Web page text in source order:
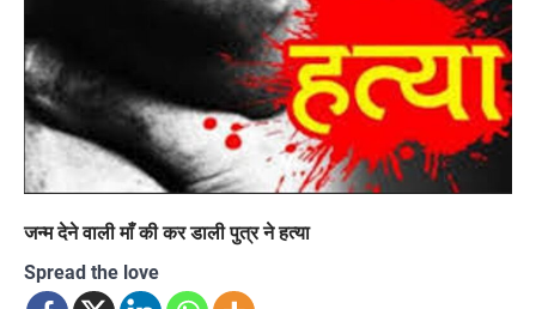
जन्म देने वाली माँ की कर डाली पुत्र ने हत्या
Spread the love